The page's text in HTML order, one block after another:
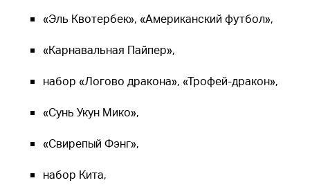
«Эль Квотербек», «Американский футбол»,
«Карнавальная Пайпер»,
набор «Логово дракона», «Трофей-дракон»,
«Сунь Укун Мико»,
«Свирепый Фэнг»,
набор Кита,